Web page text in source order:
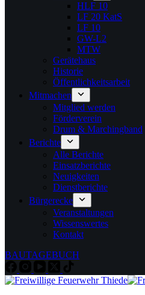
HLF 10
LF 20 KatS
LF 10
GW-L2
MTW
Gerätehaus
Historie
Öffentlichkeitsarbeit
Mitmachen
Mitglied werden
Förderverein
Drum & Marchingband
Berichte
Alle Berichte
Einsatzberichte
Neuigkeiten
Dienstberichte
Bürgerecke
Veranstaltungen
Wissenswertes
Kontakt
BAUTAGEBUCH